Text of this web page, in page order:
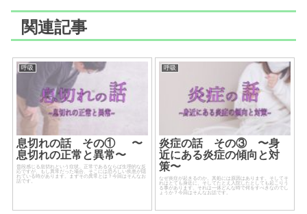
関連記事
呼吸
息切れの話 その① 〜
息切れの正常と異常〜
普段感じる息切れという症状。正常であるならば生理的な反
応ですが、もし異常だった場合、そこには恐ろしい疾患が隠
れている時があります。まずその異常とは？今回はそんなお
話です。
呼吸
炎症の話 その③ 〜身
近にある炎症の傾向と対
策〜
なぜ炎症が起きるのか。其処には原因はあります。そしてそ
れはとても身近に、そしてたとえ入院したとしても起こりう
る事があります。それは一体どんな時で何をすべきなのでし
ょうか？今回はそんなお話です。